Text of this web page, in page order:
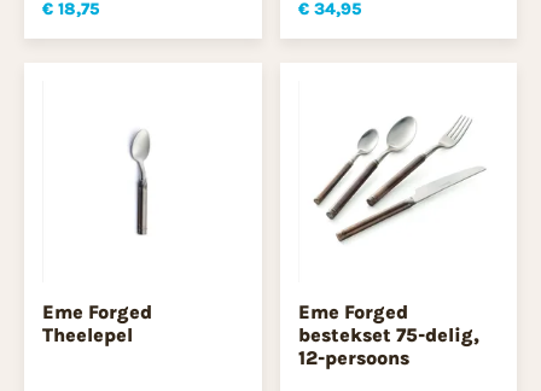
€ 18,75 € 34,95
Eme Forged
Theelepel
Eme Forged
bestekset 75-delig,
12-persoons